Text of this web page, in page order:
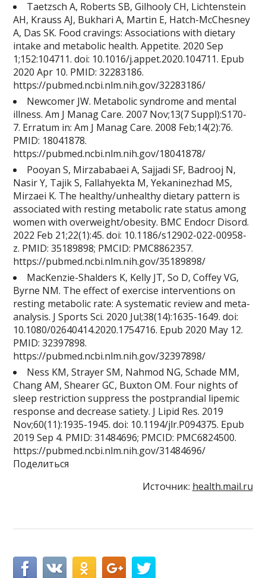
Taetzsch A, Roberts SB, Gilhooly CH, Lichtenstein
AH, Krauss AJ, Bukhari A, Martin E, Hatch-McChesney
A, Das SK. Food cravings: Associations with dietary
intake and metabolic health. Appetite. 2020 Sep
1;152:104711. doi: 10.1016/j.appet.2020.104711. Epub
2020 Apr 10. PMID: 32283186.
https://pubmed.ncbi.nlm.nih.gov/32283186/
Newcomer JW. Metabolic syndrome and mental
illness. Am J Manag Care. 2007 Nov;13(7 Suppl):S170-
7. Erratum in: Am J Manag Care. 2008 Feb;14(2):76.
PMID: 18041878.
https://pubmed.ncbi.nlm.nih.gov/18041878/
Pooyan S, Mirzababaei A, Sajjadi SF, Badrooj N,
Nasir Y, Tajik S, Fallahyekta M, Yekaninezhad MS,
Mirzaei K. The healthy/unhealthy dietary pattern is
associated with resting metabolic rate status among
women with overweight/obesity. BMC Endocr Disord.
2022 Feb 21;22(1):45. doi: 10.1186/s12902-022-00958-
z. PMID: 35189898; PMCID: PMC8862357.
https://pubmed.ncbi.nlm.nih.gov/35189898/
MacKenzie-Shalders K, Kelly JT, So D, Coffey VG,
Byrne NM. The effect of exercise interventions on
resting metabolic rate: A systematic review and meta-
analysis. J Sports Sci. 2020 Jul;38(14):1635-1649. doi:
10.1080/02640414.2020.1754716. Epub 2020 May 12.
PMID: 32397898.
https://pubmed.ncbi.nlm.nih.gov/32397898/
Ness KM, Strayer SM, Nahmod NG, Schade MM,
Chang AM, Shearer GC, Buxton OM. Four nights of
sleep restriction suppress the postprandial lipemic
response and decrease satiety. J Lipid Res. 2019
Nov;60(11):1935-1945. doi: 10.1194/jlr.P094375. Epub
2019 Sep 4. PMID: 31484696; PMCID: PMC6824500.
https://pubmed.ncbi.nlm.nih.gov/31484696/
Поделиться
Источник: health.mail.ru